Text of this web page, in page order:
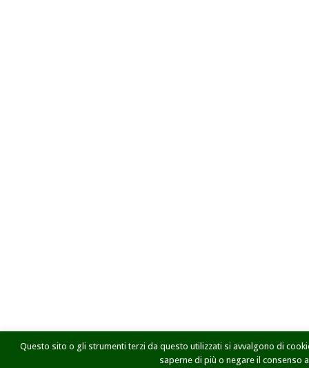
Questo sito o gli strumenti terzi da questo utilizzati si avvalgono di
saperne di più o negare il consenso